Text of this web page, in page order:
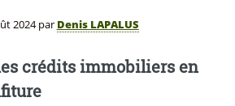
2024par Denis LAPALUS
crédits immobiliers en